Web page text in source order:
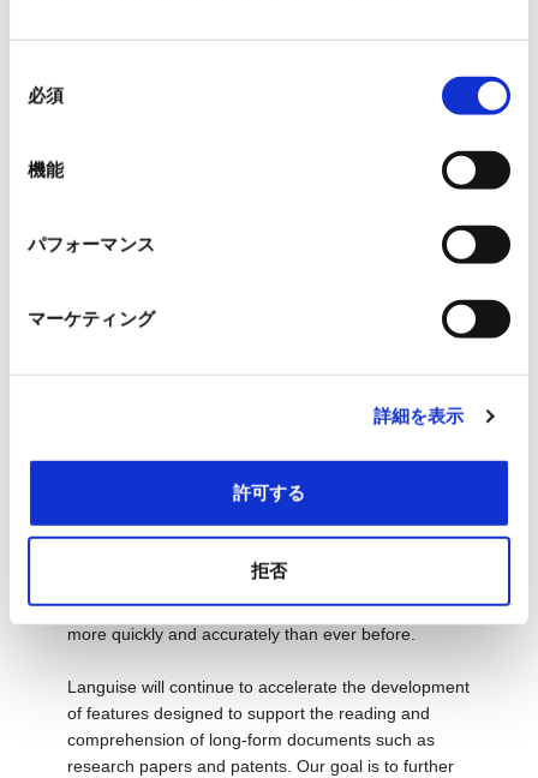
必須
機能
パフォーマンス
マーケティング
詳細を表示
許可する
拒否
従来通りの価格でアップデートされたLanguiseをご
今後ともLanguiseをどうぞよろしくお願いいたしま
(English)
We are pleased to inform you about the details of
In this update, we focused primarily on enhancing
our PDF translation and summarization features,
These improvements allow you to read and analyze
academic papers, patents, and business documents
more quickly and accurately than ever before.
Languise will continue to accelerate the development
of features designed to support the reading and
comprehension of long-form documents such as
research papers and patents. Our goal is to further